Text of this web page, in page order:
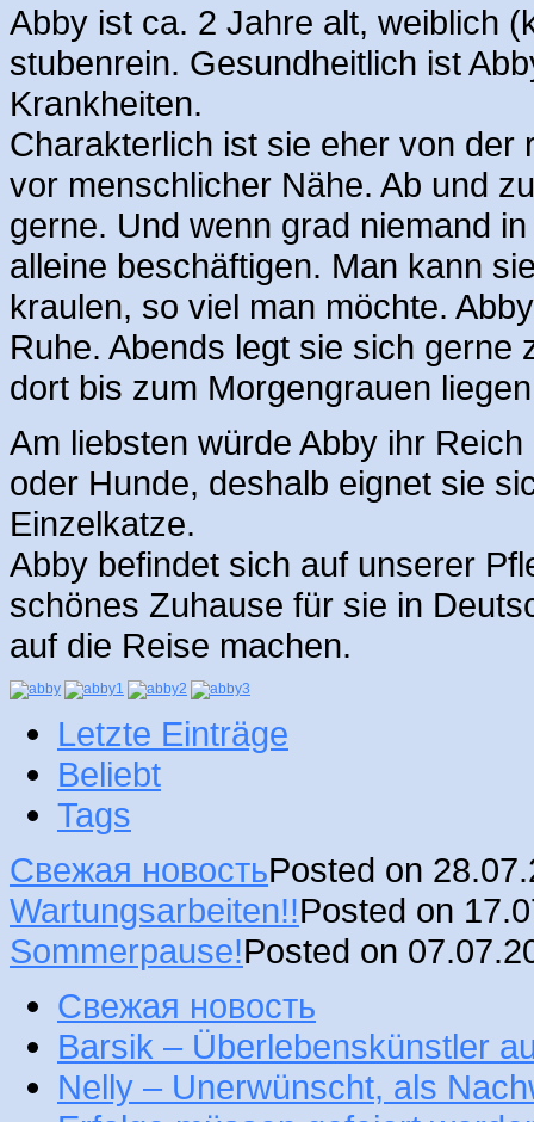
Abby ist ca. 2 Jahre alt, weiblich
stubenrein. Gesundheitlich ist
Krankheiten.
Charakterlich ist sie eher von der
vor menschlicher Nähe. Ab und
gerne. Und wenn grad niemand
alleine beschäftigen. Man kann
kraulen, so viel man möchte.
Ruhe. Abends legt sie sich
dort bis zum Morgengrauen
Am liebsten würde Abby ihr
oder Hunde, deshalb eignet sie
Einzelkatze.
Abby befindet sich auf unserer
schönes Zuhause für sie in
auf die Reise machen.
Letzte Einträge
Beliebt
Tags
Свежая новостьPosted on
Wartungsarbeiten!!Posted on
Sommerpause!Posted on
Свежая новость
Barsik – Überlebenskünstler
Nelly – Unerwünscht, als